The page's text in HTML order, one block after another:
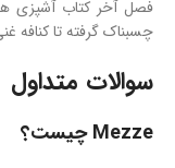
فصل آخر کتاب آشپزی
چسبناک گرفته تا کنافه
سوالات متداول
Mezze چیست؟